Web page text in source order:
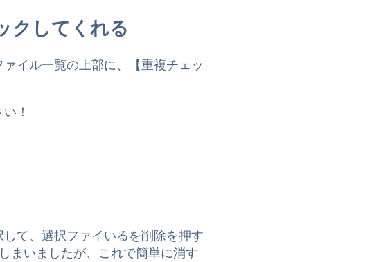
クしてくれる
ル一覧の上部に、【重複チェッ
！
て、選択ファイいるを削除を押す
まいましたが、これで簡単に消す